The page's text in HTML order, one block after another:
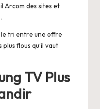
Arcom des sites et
.
tri entre une offre
flous qu’il vaut
TV Plus